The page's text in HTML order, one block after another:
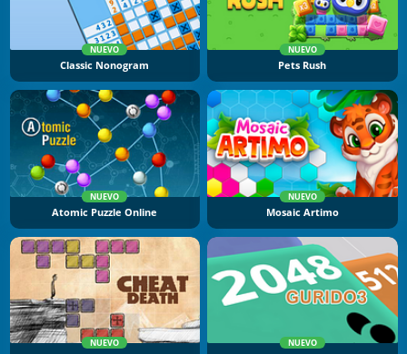
NUEVO
Classic Nonogram
NUEVO
Pets Rush
NUEVO
Atomic Puzzle Online
NUEVO
Mosaic Artimo
NUEVO NUEVO